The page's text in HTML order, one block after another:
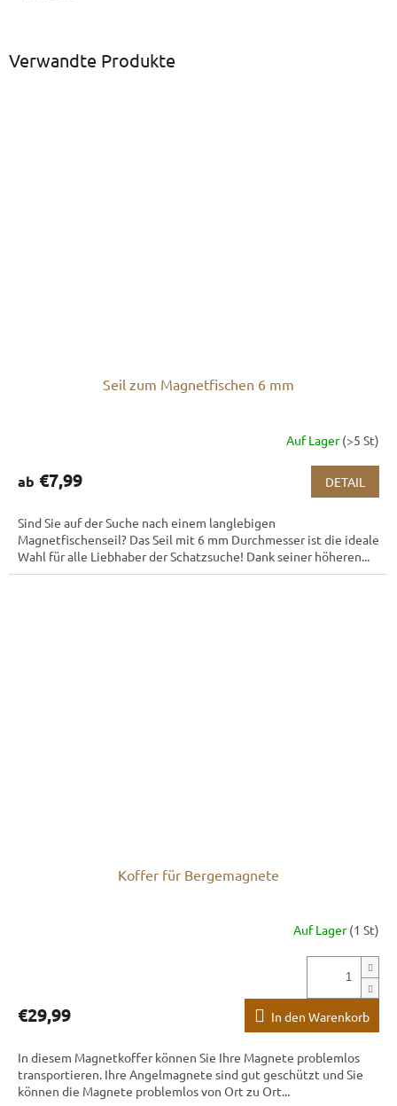
Verwandte Produkte
Seil zum Magnetfischen 6 mm
Auf Lager(>5 St)
ab €7,99 DETAIL
Sind Sie auf der Suche nach einem langlebigen
Magnetfischenseil? Das Seil mit 6 mm Durchmesser ist die ideale
Wahl für alle Liebhaber der Schatzsuche! Dank seiner höheren...
Koffer für Bergemagnete
Auf Lager(1 St)
€29,99 In den Warenkorb
In diesem Magnetkoffer können Sie Ihre Magnete problemlos
transportieren. Ihre Angelmagnete sind gut geschützt und Sie
können die Magnete problemlos von Ort zu Ort...